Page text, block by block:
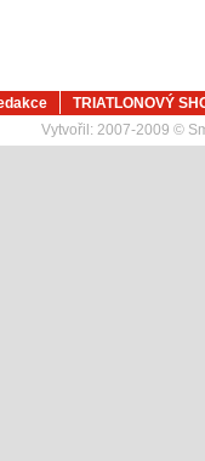
TRIATLONOVÝ
Vytvořil: 2007-2009 ©